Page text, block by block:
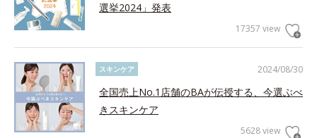
選挙2024」発表
17357 view
2024/08/30
スキンケア
全国売上No.1店舗のBAが伝授する、今選ぶべ
きスキンケア
5628 view